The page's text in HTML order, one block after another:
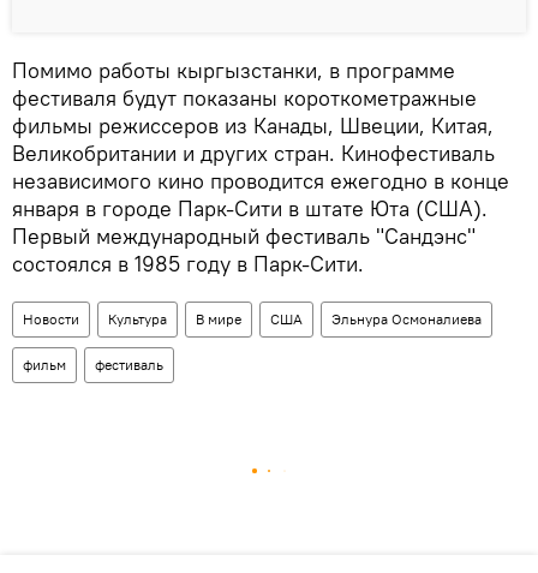
Помимо работы кыргызстанки, в программе
фестиваля будут показаны короткометражные
фильмы режиссеров из Канады, Швеции, Китая,
Великобритании и других стран. Кинофестиваль
независимого кино проводится ежегодно в конце
января в городе Парк-Сити в штате Юта (США).
Первый международный фестиваль "Сандэнс"
состоялся в 1985 году в Парк-Сити.
Новости Культура В мире США Эльнура Осмоналиева
фильм фестиваль